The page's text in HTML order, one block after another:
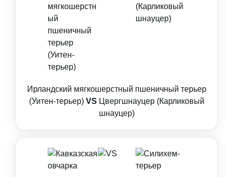
Ирландский мягкошерстный пшеничный терьер
(Уитен-терьер) VS Цвергшнауцер (Карликовый
шнауцер)